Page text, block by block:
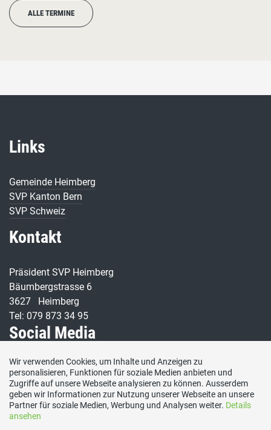
ALLE TERMINE
Links
Gemeinde Heimberg
SVP Kanton Bern
SVP Schweiz
Kontakt
Präsident SVP Heimberg
Bäumbergstrasse 6
3627 Heimberg
Tel: 079 873 34 95
Social Media
Besuchen Sie uns bei:
Wir verwenden Cookies, um Inhalte und Anzeigen zu
personalisieren, Funktionen für soziale Medien anbieten und
Zugriffe auf unsere Webseite analysieren zu können. Ausserdem
geben wir Informationen zur Nutzung unserer Webseite an unsere
Partner für soziale Medien, Werbung und Analysen weiter. Details
ansehen